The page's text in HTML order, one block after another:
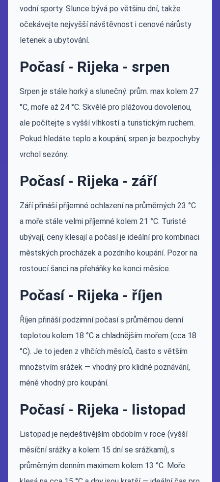
vodní sporty. Slunce bývá po většinu dní, takže
očekávejte nejvyšší návštěvnost i cenové nárůsty
letenek a ubytování.
Počasí - Rijeka - srpen
Srpen je stále horký a slunečný: prům. max kolem 27
°C, moře až 24 °C. Skvělé pro plážovou dovolenou,
ale počítejte s vyšší vlhkostí a turistickým ruchem.
Pokud hledáte teplo a koupání, srpen je bezpochyby
vrchol sezóny.
Počasí - Rijeka - září
Září přináší příjemné ochlazení na průměrných 23 °C
a moře stále velmi příjemné kolem 21 °C. Turisté
ubývají, ceny klesají a počasí je ideální pro kombinaci
městských procházek a pozdního koupání. Pozor na
rostoucí šanci na přeháňky ke konci měsíce.
Počasí - Rijeka - říjen
Říjen přináší podzimní počasí s průměrnou denní
teplotou kolem 18 °C a chladnějším mořem (cca 18
°C). Je to jeden z vlhčích měsíců, často s větším
množstvím srážek — vhodný pro klidné poznávání,
méně vhodný pro koupání.
Počasí - Rijeka - listopad
Listopad je nejdeštivějším obdobím v roce (vyšší
měsíční srážky a kolem 15 dní se srážkami), s
průměrným denním maximem kolem 13 °C. Moře